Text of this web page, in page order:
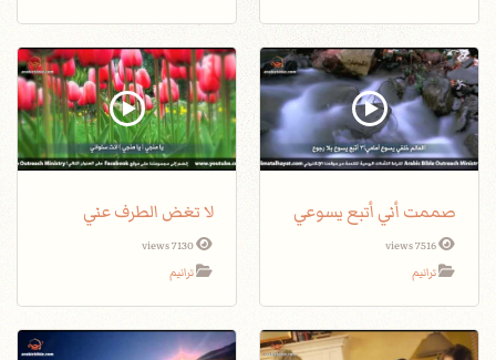
صممت أني أتبع يسوعي
7516 views
ترانيم
لا تغض الطرف عني
7130 views
ترانيم